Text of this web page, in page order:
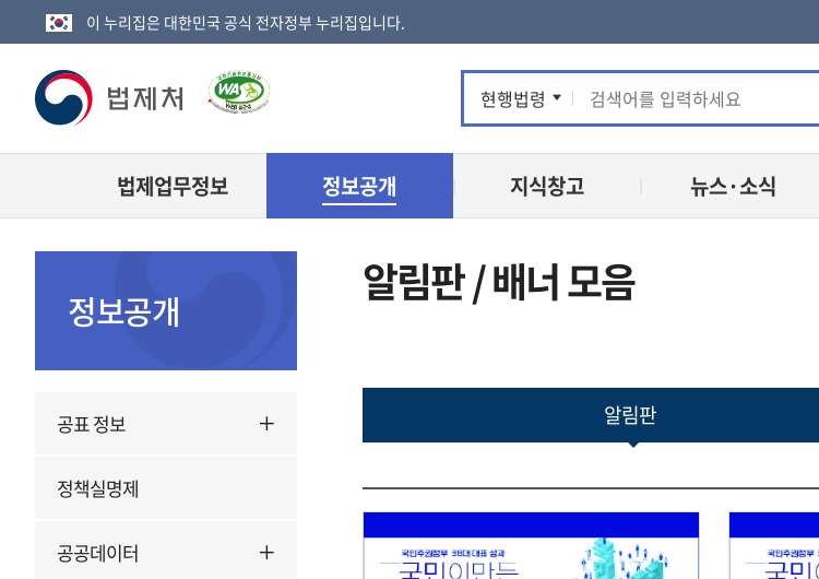
이 누리집은 대한민국 공식 전자정부 누리집입니다.
법
제
로
통
합
검
현행법령
법제업무정보 정보공개 지식창고 뉴스·소식
정보공개
공표 정보
정책실명제
공공데이터
알림판 / 배너 모음
알림판